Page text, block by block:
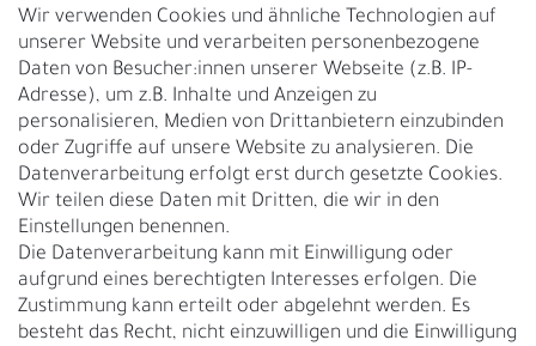
Vertrag widerrufen
UNTERNEHMEN
Nachhaltigkeit
Kontakt
Über uns
Rückgabe
Gürtelgröße messen
Garantie
Wir verwenden Cookies und ähnliche Technologien auf
unserer Website und verarbeiten personenbezogene
Daten von Besucher:innen unserer Webseite (z.B. IP-
Adresse), um z.B. Inhalte und Anzeigen zu
personalisieren, Medien von Drittanbietern einzubinden
oder Zugriffe auf unsere Website zu analysieren. Die
Datenverarbeitung erfolgt erst durch gesetzte Cookies.
Wir teilen diese Daten mit Dritten, die wir in den
Einstellungen benennen.
Die Datenverarbeitung kann mit Einwilligung oder
aufgrund eines berechtigten Interesses erfolgen. Die
Zustimmung kann erteilt oder abgelehnt werden. Es
besteht das Recht, nicht einzuwilligen und die Einwilligung